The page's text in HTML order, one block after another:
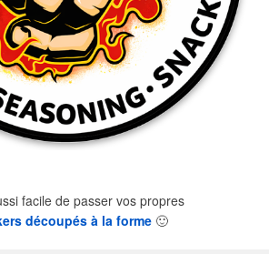
facile de passer vos propres
découpés à la forme 🙂